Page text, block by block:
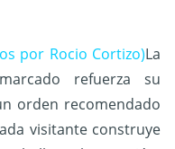
por Rocio Cortizo)La
refuerza su
orden recomendado
visitante construye